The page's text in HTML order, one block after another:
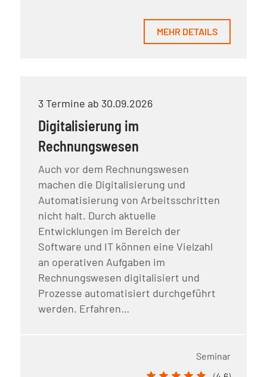
MEHR DETAILS
3 Termine ab 30.09.2026
Digitalisierung im
Rechnungswesen
Auch vor dem Rechnungswesen
machen die Digitalisierung und
Automatisierung von Arbeitsschritten
nicht halt. Durch aktuelle
Entwicklungen im Bereich der
Software und IT können eine Vielzahl
an operativen Aufgaben im
Rechnungswesen digitalisiert und
Prozesse automatisiert durchgeführt
werden. Erfahren…
Seminar